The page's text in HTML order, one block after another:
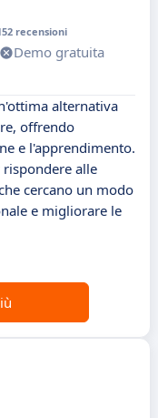
recensioni
Demo gratuita
alternativa
offrendo
e l'apprendimento.
alle
cercano un modo
e migliorare le